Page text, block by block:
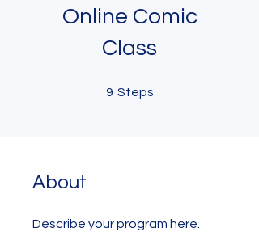
Online Comic
Class
9 Steps
About
Describe your program here.